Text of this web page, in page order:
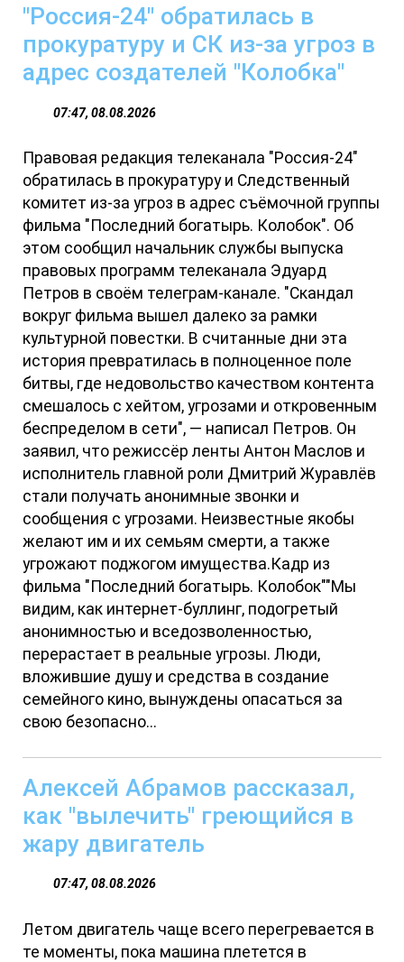
"Россия-24" обратилась в
прокуратуру и СК из-за угроз в
адрес создателей "Колобка"
07:47, 08.08.2026
Правовая редакция телеканала "Россия-24"
обратилась в прокуратуру и Следственный
комитет из-за угроз в адрес съёмочной группы
фильма "Последний богатырь. Колобок". Об
этом сообщил начальник службы выпуска
правовых программ телеканала Эдуард
Петров в своём телеграм-канале. "Скандал
вокруг фильма вышел далеко за рамки
культурной повестки. В считанные дни эта
история превратилась в полноценное поле
битвы, где недовольство качеством контента
смешалось с хейтом, угрозами и откровенным
беспределом в сети", — написал Петров. Он
заявил, что режиссёр ленты Антон Маслов и
исполнитель главной роли Дмитрий Журавлёв
стали получать анонимные звонки и
сообщения с угрозами. Неизвестные якобы
желают им и их семьям смерти, а также
угрожают поджогом имущества.Кадр из
фильма "Последний богатырь. Колобок""Мы
видим, как интернет-буллинг, подогретый
анонимностью и вседозволенностью,
перерастает в реальные угрозы. Люди,
вложившие душу и средства в создание
семейного кино, вынуждены опасаться за
свою безопасно...
Алексей Абрамов рассказал,
как "вылечить" греющийся в
жару двигатель
07:47, 08.08.2026
Летом двигатель чаще всего перегревается в
те моменты, пока машина плетется в